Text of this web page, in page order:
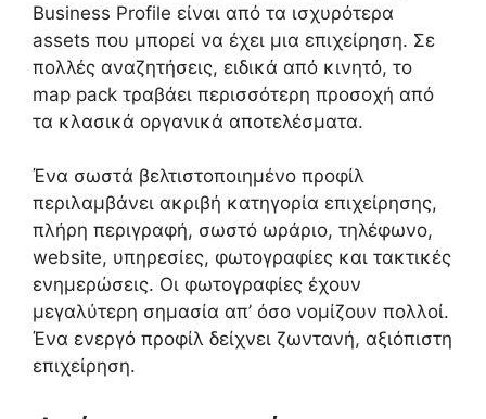
Business Profile είναι από τα ισχυρότερα
assets που μπορεί να έχει μια επιχείρηση. Σε
πολλές αναζητήσεις, ειδικά από κινητό, το
map pack τραβάει περισσότερη προσοχή από
τα κλασικά οργανικά αποτελέσματα.
Ένα σωστά βελτιστοποιημένο προφίλ
περιλαμβάνει ακριβή κατηγορία επιχείρησης,
πλήρη περιγραφή, σωστό ωράριο, τηλέφωνο,
website, υπηρεσίες, φωτογραφίες και τακτικές
ενημερώσεις. Οι φωτογραφίες έχουν
μεγαλύτερη σημασία απ’ όσο νομίζουν πολλοί.
Ένα ενεργό προφίλ δείχνει ζωντανή, αξιόπιστη
επιχείρηση.